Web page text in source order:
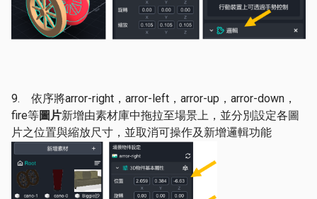
9. 依序將arror-right，arror-left，arror-up，arror-down，
fire等圖片新增由素材庫中拖拉至場景上，並分別設定各圖
片之位置與縮放尺寸，並取消可操作及新增邏輯功能